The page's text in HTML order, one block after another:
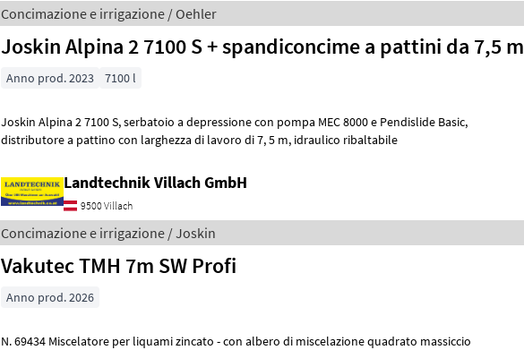
Concimazione e irrigazione / Oehler
Joskin Alpina 2 7100 S + spandiconcime a pattini da 7,5 m
Anno prod. 2023 7100 l
Joskin Alpina 2 7100 S, serbatoio a depressione con pompa MEC 8000 e Pendislide Basic,
distributore a pattino con larghezza di lavoro di 7, 5 m, idraulico ribaltabile
Landtechnik Villach GmbH
9500 Villach
Concimazione e irrigazione / Joskin
Vakutec TMH 7m SW Profi
Anno prod. 2026
N. 69434 Miscelatore per liquami zincato - con albero di miscelazione quadrato massiccio